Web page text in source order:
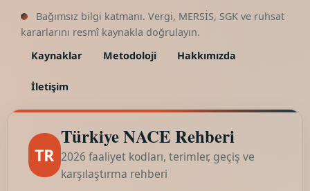
Bağımsız bilgi katmanı. Vergi, MERSİS, SGK ve ruhsat
kararlarını resmî kaynakla doğrulayın.
Kaynaklar
Metodoloji Hakkımızda
İletişim
TR
Türkiye NACE Rehberi
2026 faaliyet kodları, terimler, geçiş ve
karşılaştırma rehberi